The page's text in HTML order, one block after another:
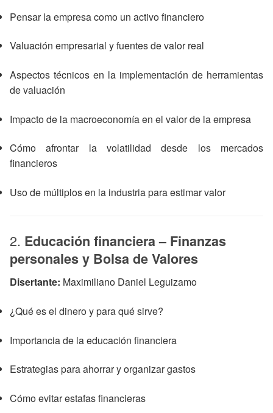
Pensar la empresa como un activo financiero
Valuación empresarial y fuentes de valor real
Aspectos técnicos en la implementación de herramientas
de valuación
Impacto de la macroeconomía en el valor de la empresa
Cómo afrontar la volatilidad desde los mercados
financieros
Uso de múltiplos en la industria para estimar valor
2. Educación financiera – Finanzas
personales y Bolsa de Valores
Disertante: Maximiliano Daniel Leguizamo
¿Qué es el dinero y para qué sirve?
Importancia de la educación financiera
Estrategias para ahorrar y organizar gastos
Cómo evitar estafas financieras